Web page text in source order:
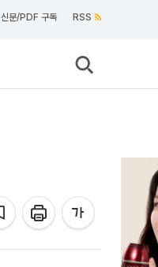
신문/PDF 구독 RSS